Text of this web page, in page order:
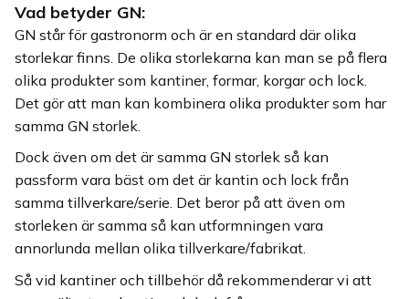
Vad betyder GN:
GN står för gastronorm och är en standard där olika
storlekar finns. De olika storlekarna kan man se på flera
olika produkter som kantiner, formar, korgar och lock.
Det gör att man kan kombinera olika produkter som har
samma GN storlek.
Dock även om det är samma GN storlek så kan
passform vara bäst om det är kantin och lock från
samma tillverkare/serie. Det beror på att även om
storleken är samma så kan utformningen vara
annorlunda mellan olika tillverkare/fabrikat.
Så vid kantiner och tillbehör då rekommenderar vi att